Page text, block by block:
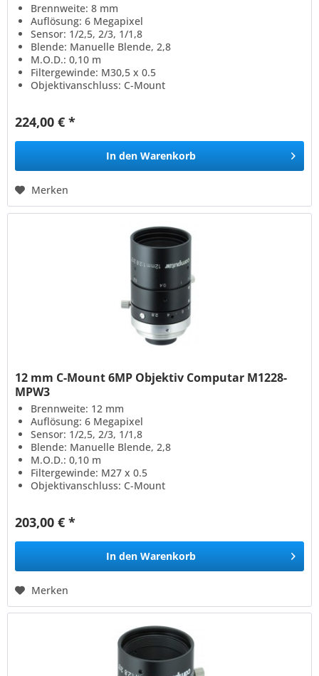
Brennweite: 8 mm
Auflösung: 6 Megapixel
Sensor: 1/2,5, 2/3, 1/1,8
Blende: Manuelle Blende, 2,8
M.O.D.: 0,10 m
Filtergewinde: M30,5 x 0.5
Objektivanschluss: C-Mount
224,00 € *
In den Warenkorb
Merken
12 mm C-Mount 6MP Objektiv Computar M1228-
MPW3
Brennweite: 12 mm
Auflösung: 6 Megapixel
Sensor: 1/2,5, 2/3, 1/1,8
Blende: Manuelle Blende, 2,8
M.O.D.: 0,10 m
Filtergewinde: M27 x 0.5
Objektivanschluss: C-Mount
203,00 € *
In den Warenkorb
Merken